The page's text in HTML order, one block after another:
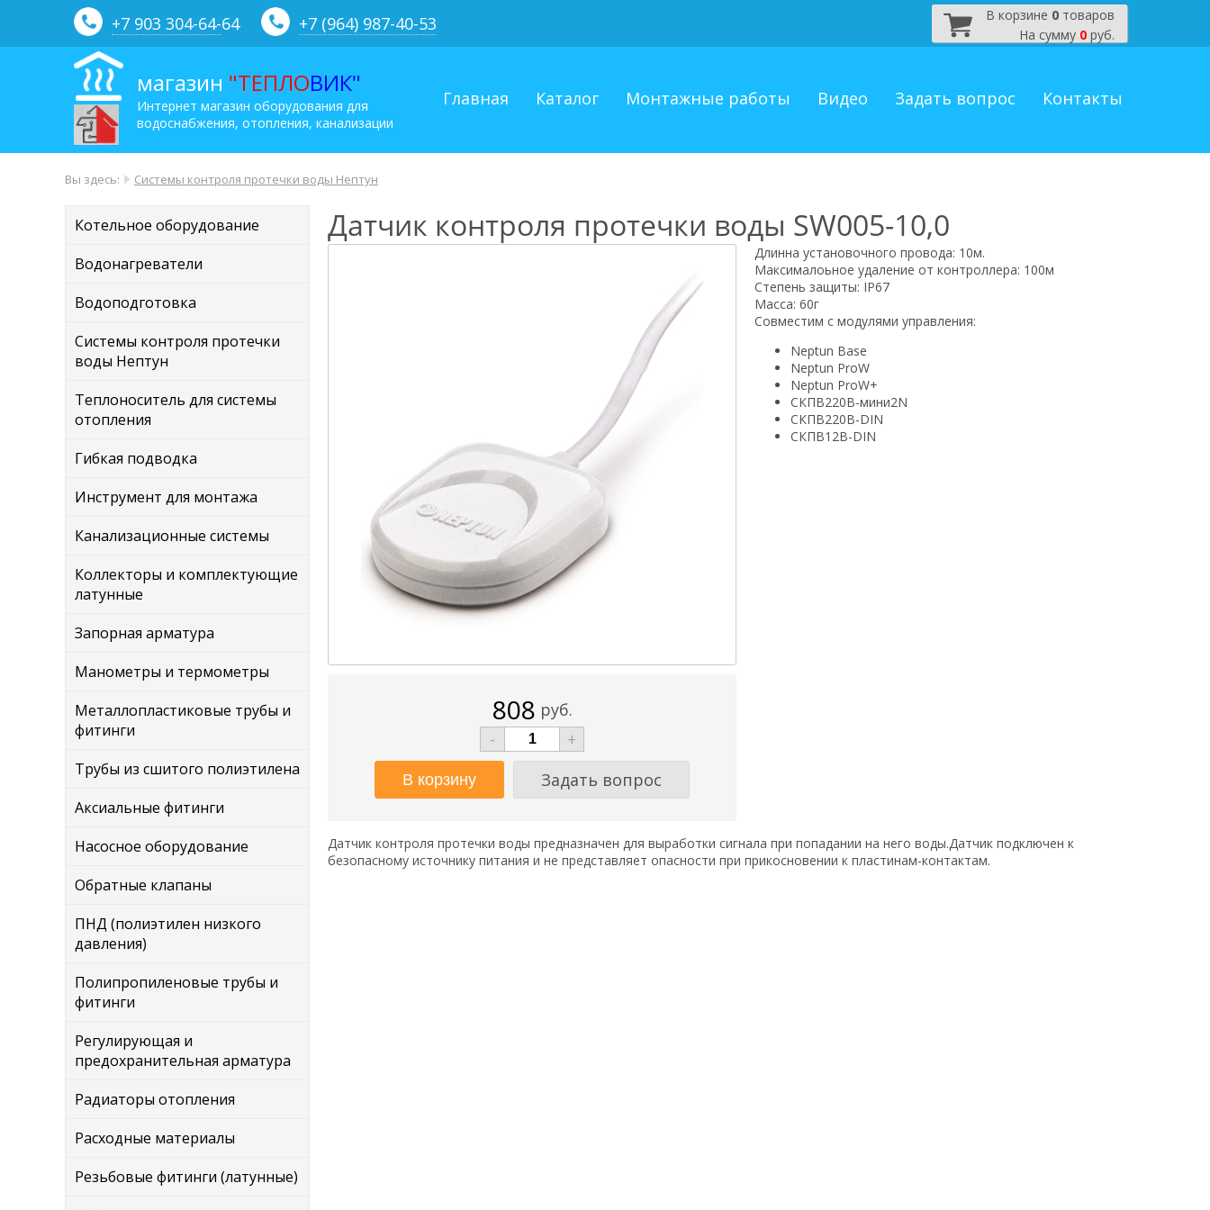
+7 903 304-64-64 +7 (964) 987-40-53 В корзине 0 товаров
На сумму 0 руб.
магазин "ТЕПЛОВИК"
Интернет магазин оборудования для
водоснабжения, отопления, канализации
Главная Каталог Монтажные работы Видео Задать вопрос Контакты
Вы здесь: Системы контроля протечки воды Нептун
Котельное оборудование
Водонагреватели
Водоподготовка
Системы контроля протечки
воды Нептун
Теплоноситель для системы
отопления
Гибкая подводка
Инструмент для монтажа
Канализационные системы
Коллекторы и комплектующие
латунные
Запорная арматура
Манометры и термометры
Металлопластиковые трубы и
фитинги
Трубы из сшитого полиэтилена
Аксиальные фитинги
Насосное оборудование
Обратные клапаны
ПНД (полиэтилен низкого
давления)
Полипропиленовые трубы и
фитинги
Регулирующая и
предохранительная арматура
Радиаторы отопления
Расходные материалы
Резьбовые фитинги (латунные)
Датчик контроля протечки воды SW005-10,0
808 руб.
-
+
Задать вопрос
Длинна установочного провода: 10м.
Максималоьное удаление от контроллера: 100м
Степень защиты: IP67
Масса: 60г
Совместим с модулями управления:
Neptun Base
Neptun ProW
Neptun ProW+
СКПВ220В-мини2N
СКПВ220В-DIN
СКПВ12В-DIN
Датчик контроля протечки воды предназначен для выработки сигнала при попадании на него воды.Датчик подключен к
безопасному источнику питания и не представляет опасности при прикосновении к пластинам-контактам.